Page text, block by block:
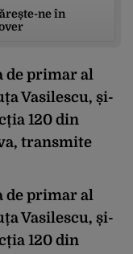
ne în
de primar al
Vasilescu, și-
120 din
transmite
de primar al
Vasilescu, și-
120 din